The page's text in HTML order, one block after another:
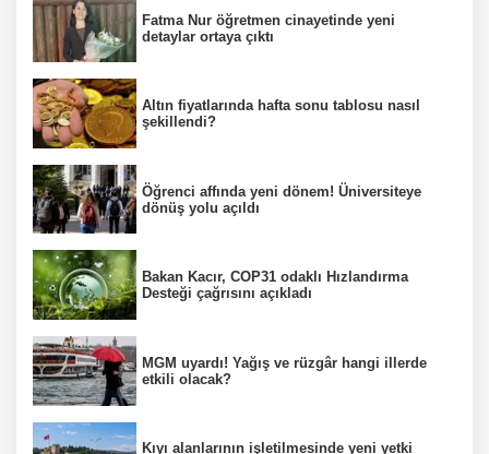
Fatma Nur öğretmen cinayetinde yeni
detaylar ortaya çıktı
Altın fiyatlarında hafta sonu tablosu nasıl
şekillendi?
Öğrenci affında yeni dönem! Üniversiteye
dönüş yolu açıldı
Bakan Kacır, COP31 odaklı Hızlandırma
Desteği çağrısını açıkladı
MGM uyardı! Yağış ve rüzgâr hangi illerde
etkili olacak?
Kıyı alanlarının işletilmesinde yeni yetki